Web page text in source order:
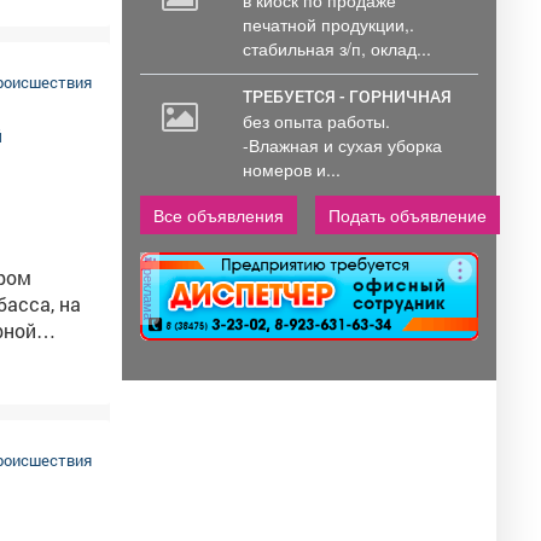
на
лет –
печатной продукции,.
стабильная з/п, оклад...
ТРЕБУЕТСЯ - ГОРНИЧНАЯ
без опыта работы.
-Влажная и сухая уборка
номеров и...
Все объявления
Подать объявление
реклама